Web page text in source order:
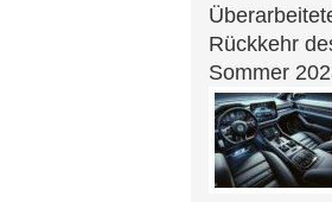
Rückkehr
Sommer